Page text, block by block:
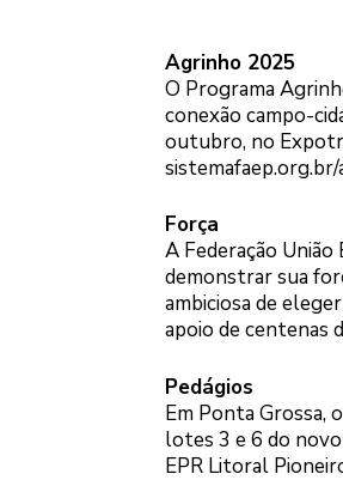
Agrinho 2025
O Programa
conexão campo-
outubro, no
Força
A Federação
demonstrar sua
ambiciosa de
apoio de centenas
Pedágios
Em Ponta Grossa,
lotes 3 e 6 do novo
EPR Litoral